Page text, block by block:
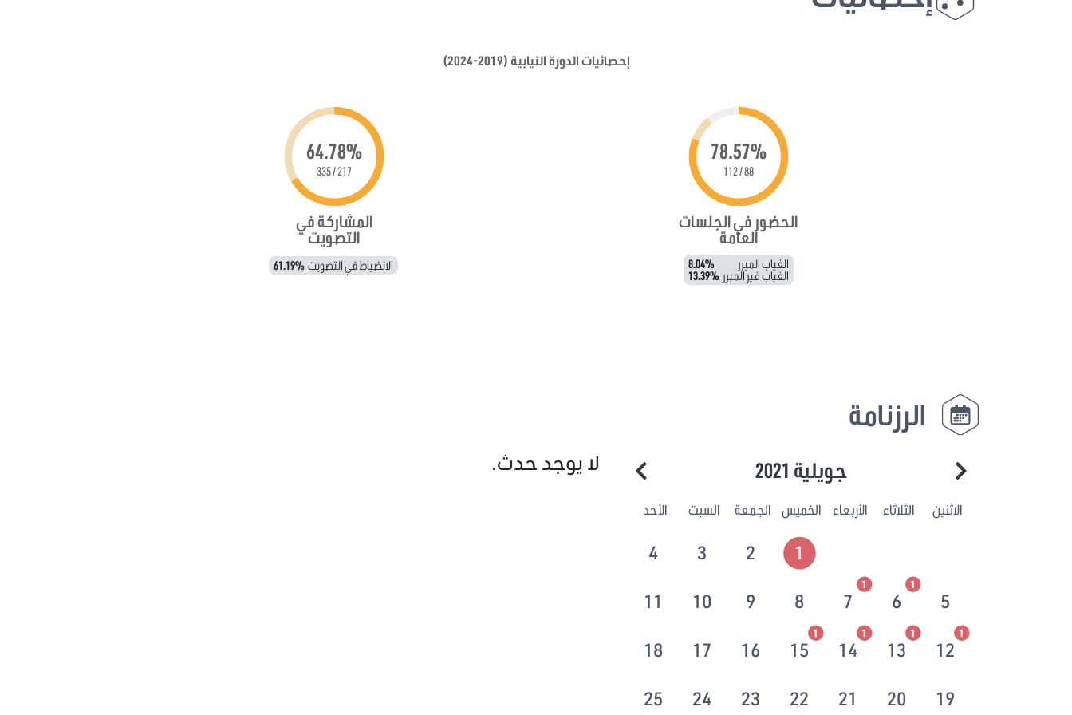
إحصائيات الدورة النيابية (2019-2024)
78.57%
88 / 112
الحضور في الجلسات
العامة
الغياب المبرر 8.04%
الغياب غير المبرر 13.39%
64.78%
217 / 335
المشاركة في
التصويت
الانضباط في التصويت 61.19%
الرزنامة
جويلية 2021
الاثنين الثلاثاء الأربعاء الخميس الجمعة السبت الأحد
1
2
3
4
5
6
1
7
1
8
9
10
11
12
1
13
1
14
1
15
1
16
17
18
19
20
21
22
23
24
25
لا يوجد حدث.